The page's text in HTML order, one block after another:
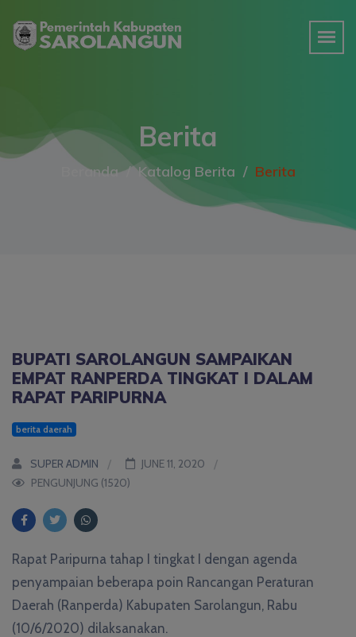
Berita
Beranda Katalog Berita Berita
BUPATI SAROLANGUN SAMPAIKAN
EMPAT RANPERDA TINGKAT I DALAM
RAPAT PARIPURNA
berita daerah
SUPER ADMIN
JUNE 11, 2020
PENGUNJUNG (1520)
Rapat Paripurna tahap I tingkat I dengan agenda
penyampaian beberapa poin Rancangan Peraturan
Daerah (Ranperda) Kabupaten Sarolangun, Rabu
(10/6/2020) dilaksanakan.